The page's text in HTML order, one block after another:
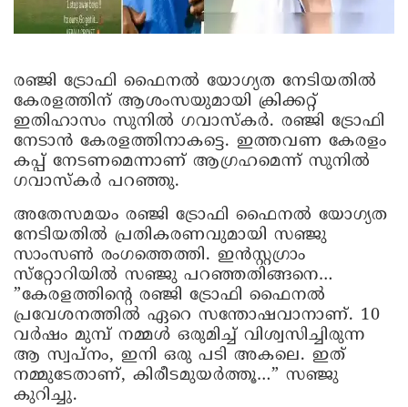
രഞ്ജി ട്രോഫി ഫൈനൽ യോഗ്യത നേടിയതിൽ
കേരളത്തിന് ആശംസയുമായി ക്രിക്കറ്റ്
ഇതിഹാസം സുനിൽ ഗവാസ്കർ. രഞ്ജി ട്രോഫി
നേടാൻ കേരളത്തിനാകട്ടെ. ഇത്തവണ കേരളം
കപ്പ് നേടണമെന്നാണ് ആഗ്രഹമെന്ന് സുനിൽ
ഗവാസ്കർ പറഞ്ഞു.
അതേസമയം രഞ്ജി ട്രോഫി ഫൈനൽ യോഗ്യത
നേടിയതിൽ പ്രതികരണവുമായി സഞ്ജു
സാംസൺ രംഗത്തെത്തി. ഇന്‍സ്റ്റഗ്രാം
സ്‌റ്റോറിയില്‍ സഞ്ജു പറഞ്ഞതിങ്ങനെ…
”കേരളത്തിന്റെ രഞ്ജി ട്രോഫി ഫൈനല്‍
പ്രവേശനത്തില്‍ ഏറെ സന്തോഷവാനാണ്. 10
വര്‍ഷം മുമ്പ് നമ്മള്‍ ഒരുമിച്ച് വിശ്വസിച്ചിരുന്ന
ആ സ്വപ്‌നം, ഇനി ഒരു പടി അകലെ. ഇത്
നമ്മുടേതാണ്, കിരീടമുയര്‍ത്തൂ…” സഞ്ജു
കുറിച്ചു.